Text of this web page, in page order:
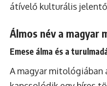
átívelő kulturális
Álmos név a magyar
Emese álma és a
A magyar mitológiában